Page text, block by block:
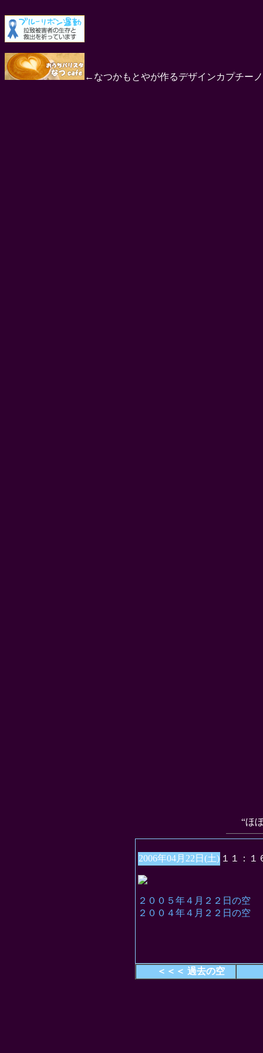
←なつかもとやが作るデザインカプチー
“ほ
2006年04月22日(土) １１：１
２００５年４月２２日の空
２００４年４月２２日の空
＜＜＜ 過去の空